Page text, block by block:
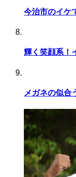
今治市のイケ
輝く笑顔系！
メガネの似合